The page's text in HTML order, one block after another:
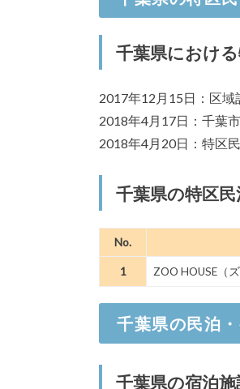
「
2021/7/8 千葉県
古民家
千葉県におけ
2017年12月15日：区域
2018年4月17日：千葉
2018年4月20日：特区
千葉県の特区
No.
1 ZOO HOUSE（
千葉県の民泊
千葉県の宿泊